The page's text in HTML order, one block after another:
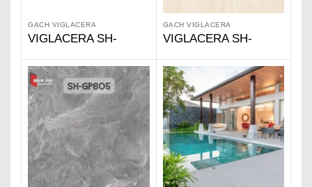
GẠCH VIGLACERA
VIGLACERA SH-
GẠCH VIGLACERA
VIGLACERA SH-